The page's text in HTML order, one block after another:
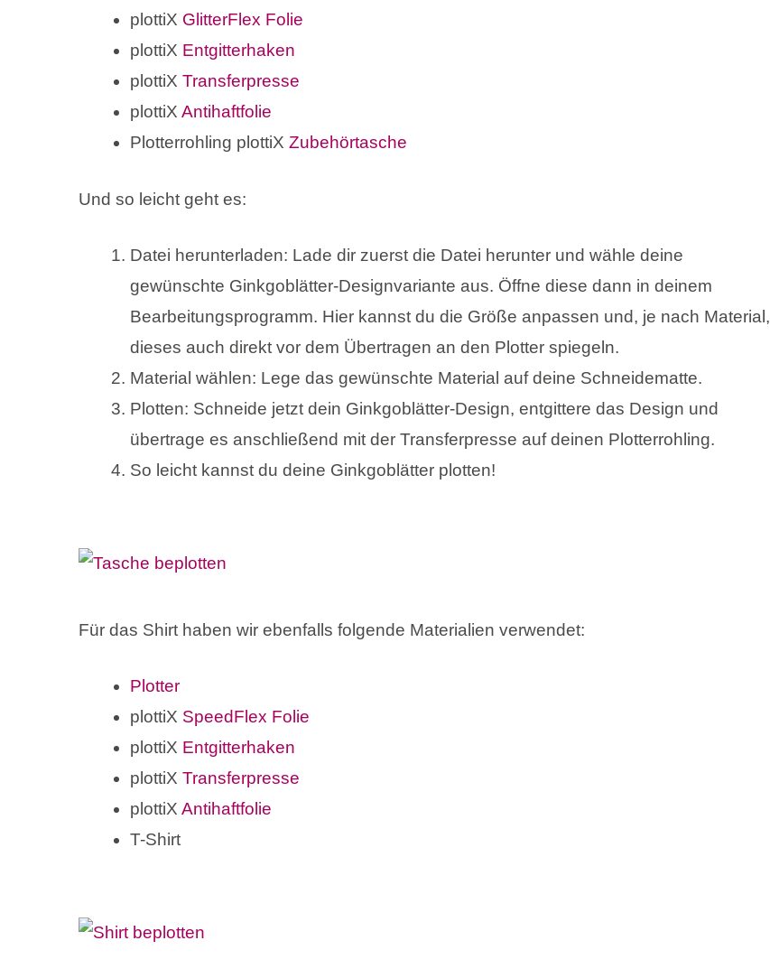
plottiX GlitterFlex Folie
plottiX Entgitterhaken
plottiX Transferpresse
plottiX Antihaftfolie
Plotterrohling plottiX Zubehörtasche
Und so leicht geht es:
Datei herunterladen: Lade dir zuerst die Datei herunter und wähle deine
gewünschte Ginkgoblätter-Designvariante aus. Öffne diese dann in deinem
Bearbeitungsprogramm. Hier kannst du die Größe anpassen und, je nach Material,
dieses auch direkt vor dem Übertragen an den Plotter spiegeln.
Material wählen: Lege das gewünschte Material auf deine Schneidematte.
Plotten: Schneide jetzt dein Ginkgoblätter-Design, entgittere das Design und
übertrage es anschließend mit der Transferpresse auf deinen Plotterrohling.
So leicht kannst du deine Ginkgoblätter plotten!
Für das Shirt haben wir ebenfalls folgende Materialien verwendet:
Plotter
plottiX SpeedFlex Folie
plottiX Entgitterhaken
plottiX Transferpresse
plottiX Antihaftfolie
T-Shirt